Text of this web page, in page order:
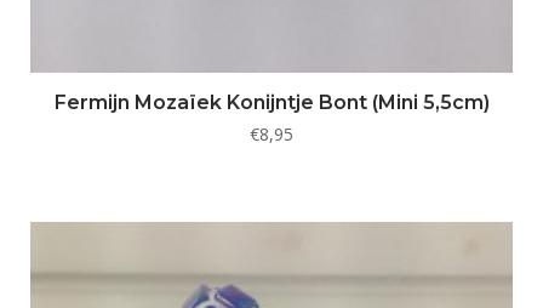
Fermijn Mozaïek Konijntje Bont (Mini 5,5cm)
€8,95